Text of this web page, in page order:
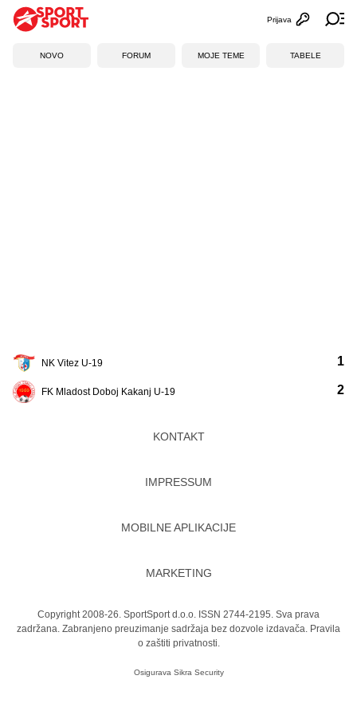
Otvori
Prijava
NOVO FORUM MOJE TEME TABELE
NK Vitez U-19
FK Mladost Doboj Kakanj U-19
1
2
KONTAKT
IMPRESSUM
MOBILNE APLIKACIJE
MARKETING
Copyright 2008-26. SportSport d.o.o. ISSN 2744-2195. Sva prava
zadržana. Zabranjeno preuzimanje sadržaja bez dozvole izdavača. Pravila
o zaštiti privatnosti.
Osigurava Sikra Security